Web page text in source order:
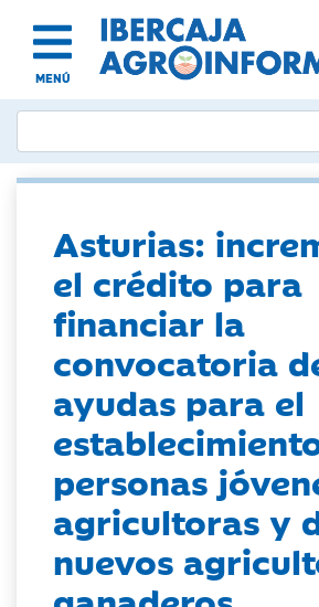
MENÚ
Asturias:
el crédito para
financiar la
convocatoria
ayudas para el
personas
agricultoras y
nuevos